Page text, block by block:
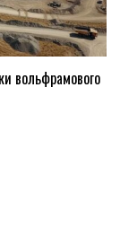
вольфрамового